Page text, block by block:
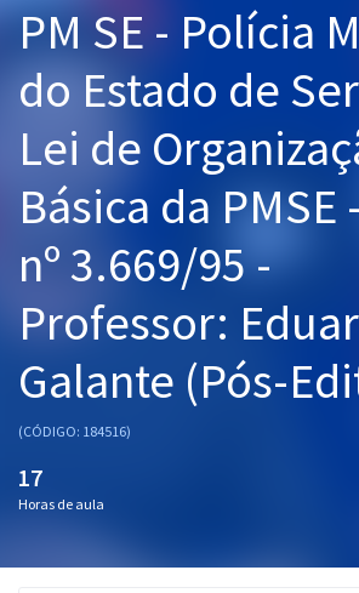
Cursos 20% OFF
Pós
Graduação
OAB
Mentorias
Questões grátis
PM SE - Polícia
do Estado de
Lei de
Básica da PMSE
nº 3.669/95 -
Professor:
Galante (Pós-
(CÓDIGO: 184516)
17
Horas de aula